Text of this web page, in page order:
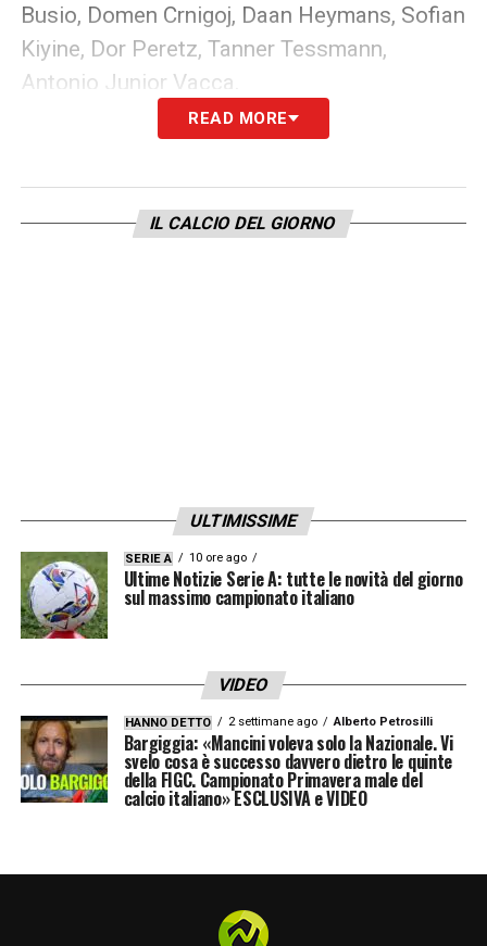
Busio, Domen Crnigoj, Daan Heymans, Sofian
Kiyine, Dor Peretz, Tanner Tessmann,
Antonio Junior Vacca.
READ MORE
IL CALCIO DEL GIORNO
ULTIMISSIME
SERIE A 10 ore ago
Ultime Notizie Serie A: tutte le novità del giorno
sul massimo campionato italiano
VIDEO
HANNO DETTO 2 settimane ago Alberto Petrosilli
Bargiggia: «Mancini voleva solo la Nazionale. Vi
svelo cosa è successo davvero dietro le quinte
della FIGC. Campionato Primavera male del
calcio italiano» ESCLUSIVA e VIDEO